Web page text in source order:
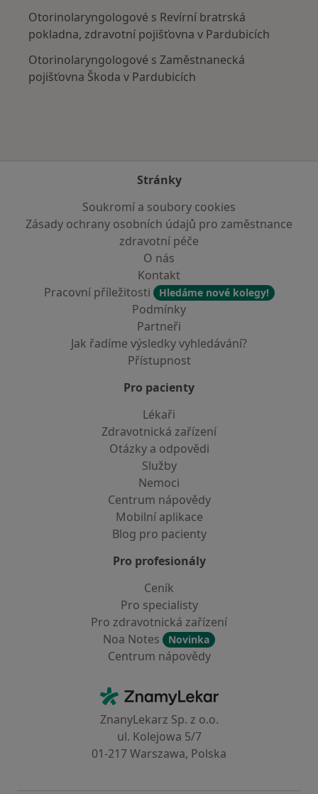
Otorinolaryngologové s Revírní bratrská
pokladna, zdravotní pojišťovna v Pardubicích
Otorinolaryngologové s Zaměstnanecká
pojišťovna Škoda v Pardubicích
Stránky
Soukromí a soubory cookies
Zásady ochrany osobních údajů pro zaměstnance
zdravotní péče
O nás
Kontakt
Pracovní příležitosti
Hledáme nové kolegy!
Podmínky
Partneři
Jak řadíme výsledky vyhledávání?
Přístupnost
Pro pacienty
Lékaři
Zdravotnická zařízení
Otázky a odpovědi
Služby
Nemoci
Centrum nápovědy
Mobilní aplikace
Blog pro pacienty
Pro profesionály
Ceník
Pro specialisty
Pro zdravotnická zařízení
Noa Notes
Novinka
Centrum nápovědy
ZnamyLekar - Hlavní stránka
ZnanyLekarz Sp. z o.o.
ul. Kolejowa 5/7
01-217 Warszawa, Polska